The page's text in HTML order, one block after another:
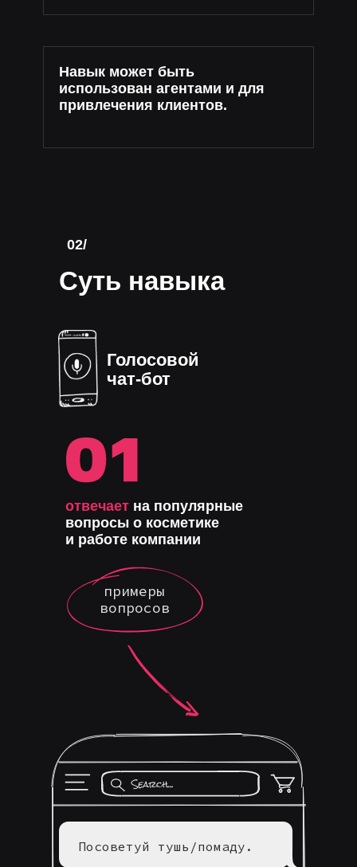
Навык может быть
использован агентами и для
привлечения клиентов.
Суть навыка
02/
Голосовой
чат-бот
отвечает на популярные
вопросы о косметике
и работе компании
Посоветуй тушь/помаду.
примеры
вопросов